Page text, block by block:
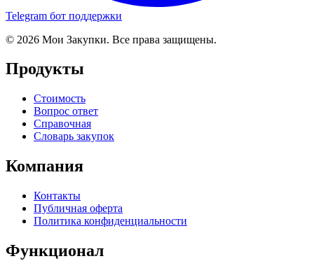
Telegram бот поддержки
© 2026 Мои Закупки. Все права защищены.
Продукты
Стоимость
Вопрос ответ
Справочная
Словарь закупок
Компания
Контакты
Публичная оферта
Политика конфиденциальности
Функционал